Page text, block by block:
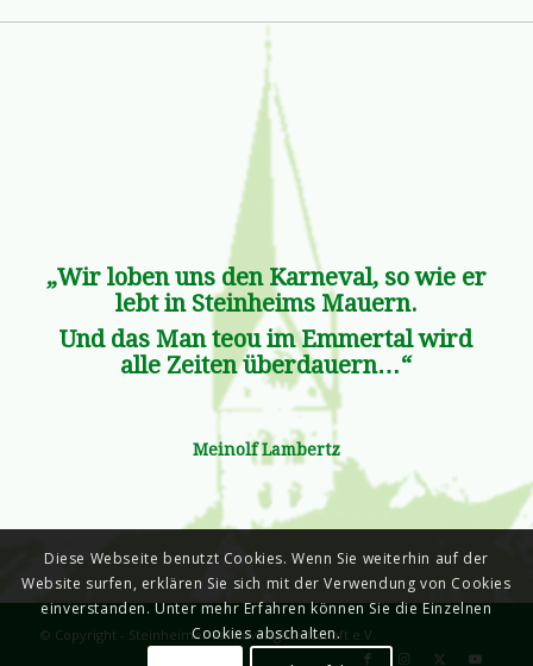
„Wir loben uns den Karneval, so wie er
lebt in Steinheims Mauern.
Und das Man teou im Emmertal wird
alle Zeiten überdauern…“
Meinolf Lambertz
© Copyright - Steinheimer Karnevalsgesellschaft e.V.
Diese Webseite benutzt Cookies. Wenn Sie weiterhin auf der
Website surfen, erklären Sie sich mit der Verwendung von Cookies
einverstanden. Unter mehr Erfahren können Sie die Einzelnen
Cookies abschalten.